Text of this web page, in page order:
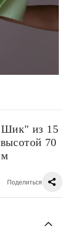
из 15
70
Поделиться